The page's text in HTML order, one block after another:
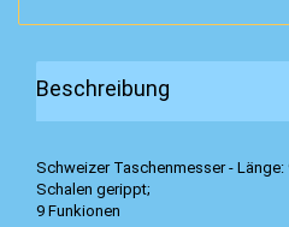
Beschreibung
Schweizer Taschenmesser - Länge:
Schalen gerippt;
9 Funkionen